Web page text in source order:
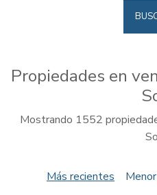
Propiedades en
Mostrando 1552
Más recientes